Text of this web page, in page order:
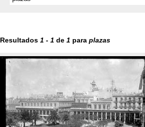
Resultados 1 - 1 de 1 para plazas